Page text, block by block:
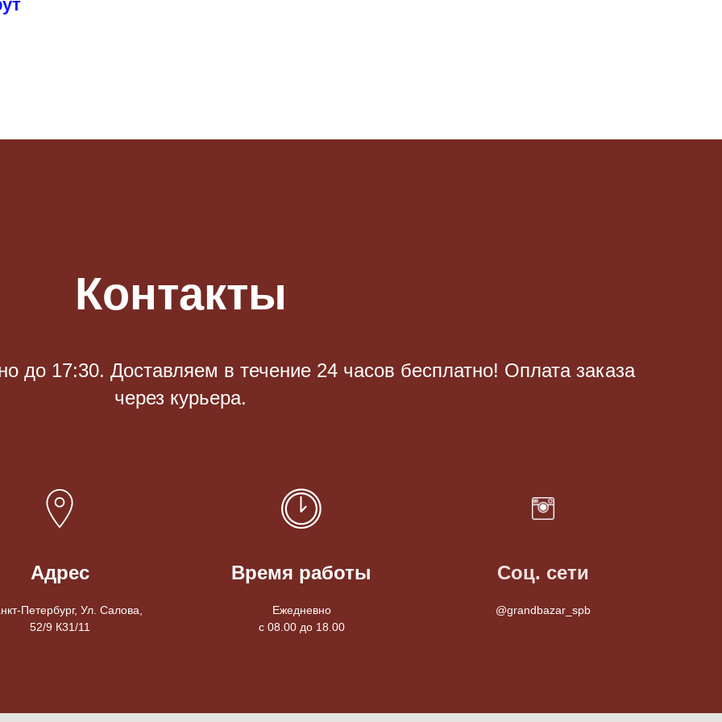
Контакты
до 17:30. Доставляем в течение 24 часов бесплатно! Оплата заказа
через курьера.
Адрес
Петербург, Ул. Салова,
52/9 К31/11
Время работы
Ежедневно
с 08.00 до 18.00
Соц. сети
@grandbazar_spb